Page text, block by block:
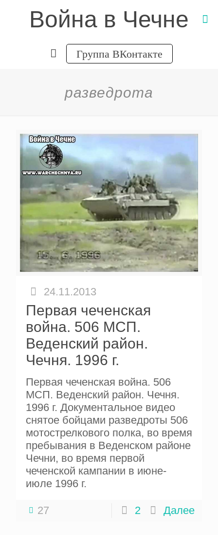
Война в Чечне
Группа ВКонтакте
разведрота
24.11.2013
Первая чеченская
война. 506 МСП.
Веденский район.
Чечня. 1996 г.
Первая чеченская война. 506
МСП. Веденский район. Чечня.
1996 г. Документальное видео
снятое бойцами разведроты 506
мотострелкового полка, во время
пребывания в Веденском районе
Чечни, во время первой
чеченской кампании в июне-
июле 1996 г.
27 2 Далее